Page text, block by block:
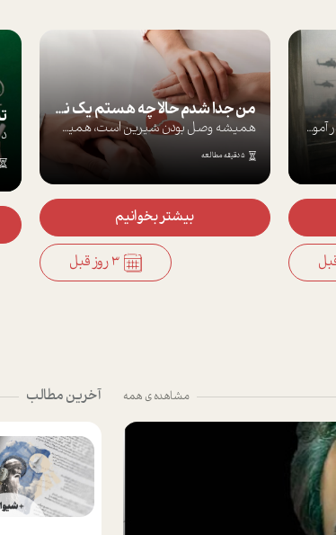
من جدا شدم حالا چه هستم یک نیمه یا هویتی پنهان؟
همیشه وصل بودن شیرین است، همیشه دیدن ماش...
بیشتر بخوانیم
مشاهده ی همه آخرین مطالب